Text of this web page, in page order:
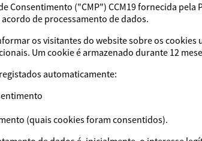
Consentimento ("CMP") CCM19 fornecida
de processamento de dados.
os visitantes do website sobre os
Um cookie é armazenado durante 12
automaticamente:
(quais cookies foram consentidos).